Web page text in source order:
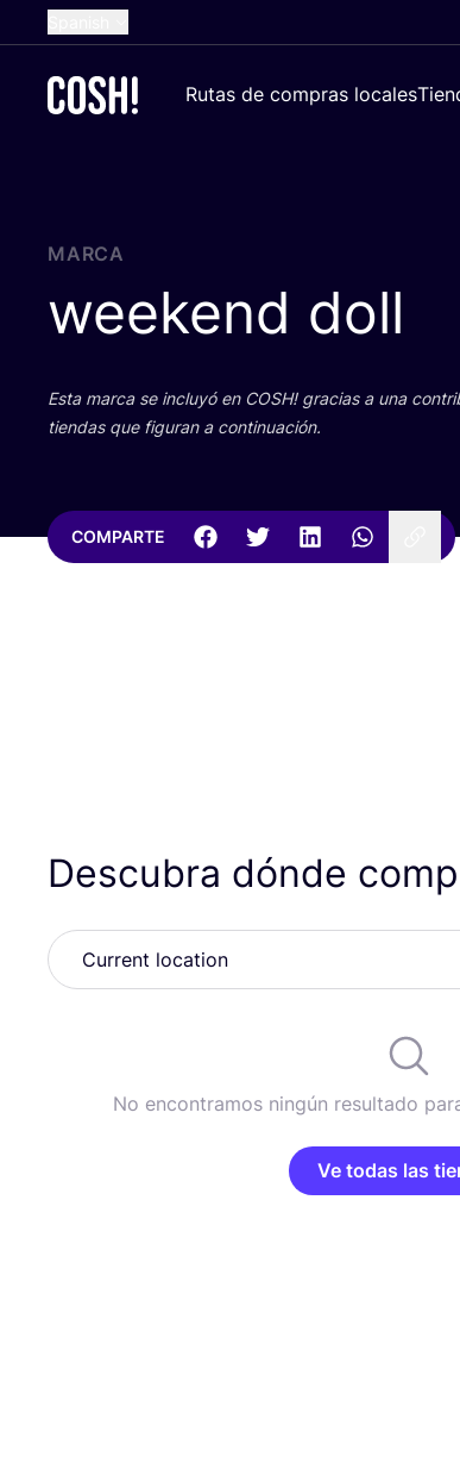
Dutch
Croatian
Rutas de compras locales
MARCA
weekend doll
Esta mar­ca se inclu­yó en COSH! gra­cias a una
tien­das que figu­ran a continuación.
COMPARTE
Descubra dónde
No encontramos ningún resultado
Ve todas las